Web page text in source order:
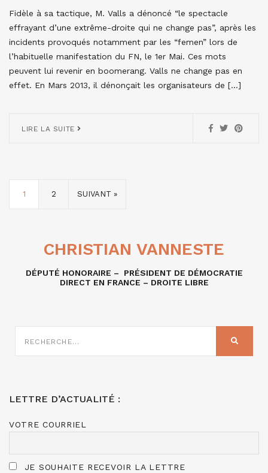
Fidèle à sa tactique, M. Valls a dénoncé “le spectacle
effrayant d’une extrême-droite qui ne change pas”, après les
incidents provoqués notamment par les “femen” lors de
l’habituelle manifestation du FN, le 1er Mai. Ces mots
peuvent lui revenir en boomerang. Valls ne change pas en
effet. En Mars 2013, il dénonçait les organisateurs de […]
LIRE LA SUITE
1 2 SUIVANT »
CHRISTIAN VANNESTE
DÉPUTÉ HONORAIRE – PRÉSIDENT DE DÉMOCRATIE
DIRECT EN FRANCE – DROITE LIBRE
SUR
LETTRE D’ACTUALITÉ :
VOTRE COURRIEL
JE SOUHAITE RECEVOIR LA LETTRE